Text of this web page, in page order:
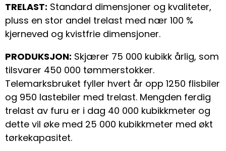
TRELAST: Standard dimensjoner og kvaliteter,
pluss en stor andel trelast med nær 100 %
kjerneved og kvistfrie dimensjoner.
PRODUKSJON: Skjærer 75 000 kubikk årlig, som
tilsvarer 450 000 tømmerstokker.
Telemarksbruket fyller hvert år opp 1250 flisbiler
og 950 lastebiler med trelast. Mengden ferdig
trelast av furu er i dag 40 000 kubikkmeter og
dette vil øke med 25 000 kubikkmeter med økt
tørkekapasitet.